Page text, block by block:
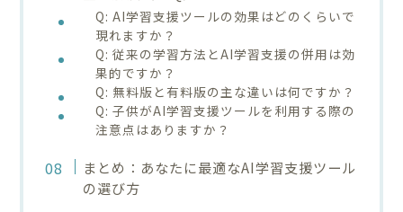
Q: AI学習支援ツールの効果はどのくらいで
現れますか？
Q: 従来の学習方法とAI学習支援の併用は効
果的ですか？
Q: 無料版と有料版の主な違いは何ですか？
Q: 子供がAI学習支援ツールを利用する際の
注意点はありますか？
まとめ：あなたに最適なAI学習支援ツール
の選び方